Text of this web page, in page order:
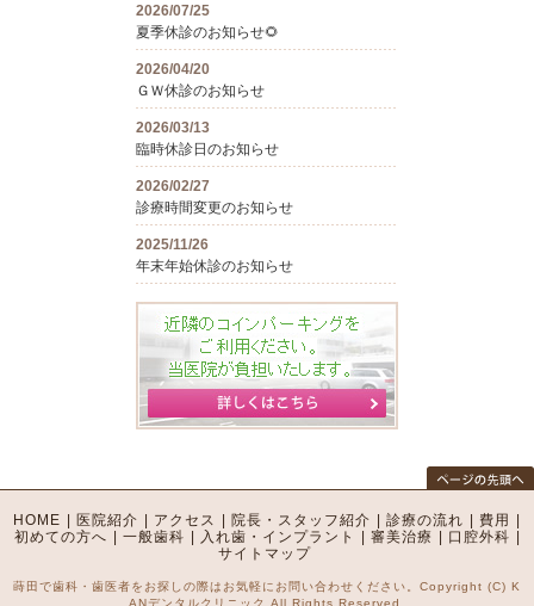
2026/07/25
夏季休診のお知らせ🌻
2026/04/20
ＧＷ休診のお知らせ
2026/03/13
臨時休診日のお知らせ
2026/02/27
診療時間変更のお知らせ
2025/11/26
年末年始休診のお知らせ
HOME | 医院紹介 | アクセス | 院長・スタッフ紹介 | 診療の流れ | 費用 |
初めての方へ | 一般歯科 | 入れ歯・インプラント | 審美治療 | 口腔外科 |
サイトマップ
蒔田で歯科・歯医者をお探しの際はお気軽にお問い合わせください。Copyright (C) K
ANデンタルクリニック All Rights Reserved.